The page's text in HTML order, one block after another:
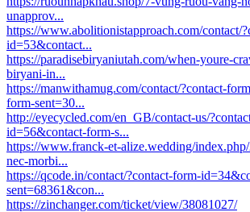
unapprov...
https://www.abolitionistapproach.com/contact/
id=53&contact...
https://paradisebiryaniutah.com/when-youre-
biryani-in...
https://manwithamug.com/contact/?contact-
form-sent=30...
http://eyecycled.com/en_GB/contact-us/
id=56&contact-form-s...
https://www.franck-et-alize.wedding/
nec-morbi...
https://qcode.in/contact/?contact-form-
sent=68361&con...
https://zinchanger.com/ticket/view/38081027/